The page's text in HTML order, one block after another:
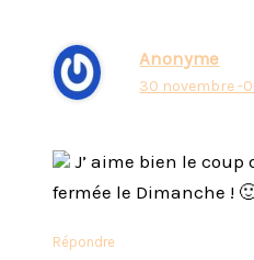
Anonyme
30 novembre -
J’ aime bien le
fermée le Dimanche !
Répondre